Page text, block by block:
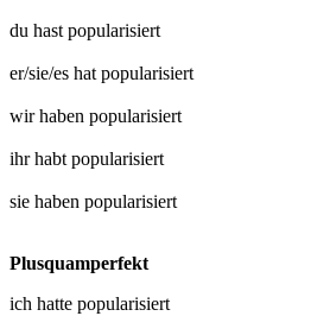
du hast popularisiert
er/sie/es hat popularisiert
wir haben popularisiert
ihr habt popularisiert
sie haben popularisiert
Plusquamperfekt
ich hatte popularisiert